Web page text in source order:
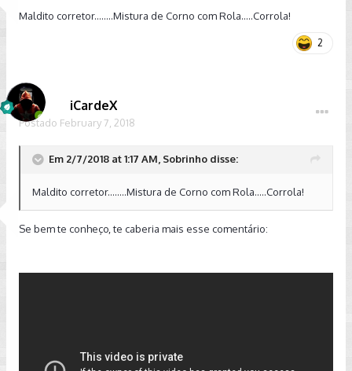
Maldito corretor........Mistura de Corno com Rola.....Corrola!
2
iCardeX
Postado February 7, 2018
Em 2/7/2018 at 1:17 AM, Sobrinho disse:
Maldito corretor........Mistura de Corno com Rola.....Corrola!
Se bem te conheço, te caberia mais esse comentário: